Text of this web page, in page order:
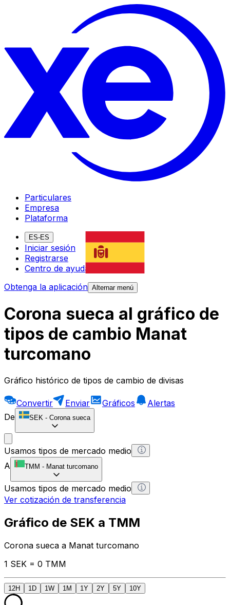
Particulares
Empresa
Plataforma
ES-ES
Iniciar sesión
Registrarse
Centro de ayuda
Obtenga la aplicación Alternar menú
Corona sueca al gráfico de
tipos de cambio Manat
turcomano
Gráfico histórico de tipos de cambio de divisas
Convertir Enviar Gráficos
Alertas
De
SEK - Corona sueca
Usamos tipos de mercado medio
A
TMM - Manat turcomano
Usamos tipos de mercado medio
Ver cotización de transferencia
Gráfico de SEK a TMM
Corona sueca a Manat turcomano
1 SEK = 0 TMM
12H 1D 1W 1M 1Y 2Y 5Y 10Y